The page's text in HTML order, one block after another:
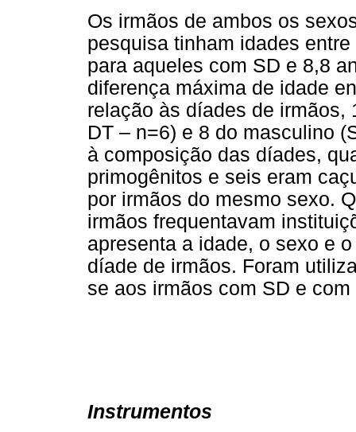
Os irmãos de ambos os
pesquisa tinham idades
para aqueles com SD e 8,8
diferença máxima de idade
relação às díades de irmãos,
DT – n=6) e 8 do masculino
à composição das díades,
primogênitos e seis eram
por irmãos do mesmo sexo.
irmãos frequentavam
apresenta a idade, o sexo e
díade de irmãos. Foram
se aos irmãos com SD e
Instrumentos